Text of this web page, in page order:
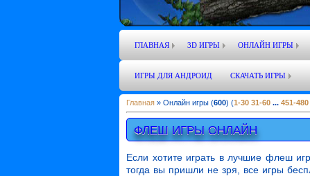
ГЛАВНАЯ 3D ИГРЫ ОНЛАЙН ИГРЫ
ИГРЫ ДЛЯ АНДРОИД СКАЧАТЬ ИГРЫ
Главная » Онлайн игры (600) (1-30 31-60 ... 451-480
ФЛЕШ ИГРЫ ОНЛАЙН
Если хотите играть в лучшие флеш
тогда вы пришли не зря, все игры